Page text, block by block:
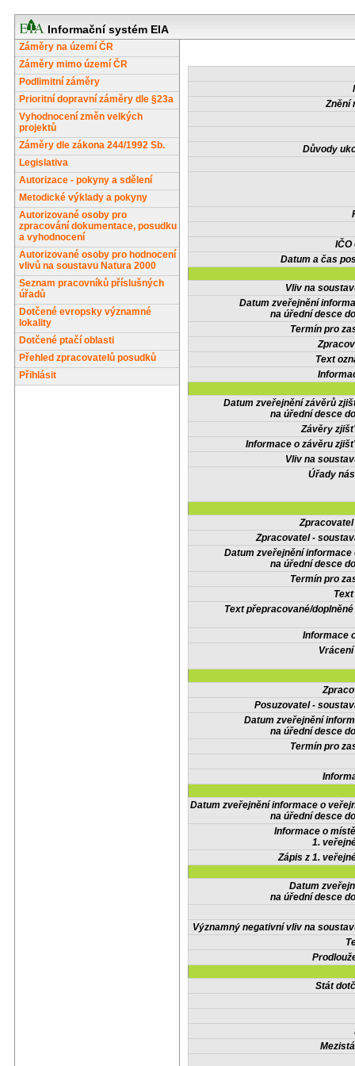
Informační systém EIA
Záměry na území ČR
Záměry mimo území ČR
Podlimitní záměry
Prioritní dopravní záměry dle §23a
Vyhodnocení změn velkých
projektů
Záměry dle zákona 244/1992 Sb.
Legislativa
Autorizace - pokyny a sdělení
Metodické výklady a pokyny
Autorizované osoby pro
zpracování dokumentace, posudku
a vyhodnocení
Autorizované osoby pro hodnocení
vlivů na soustavu Natura 2000
Seznam pracovníků příslušných
úřadů
Dotčené evropsky významné
lokality
Dotčené ptačí oblasti
Přehled zpracovatelů posudků
Přihlásit
Znění
Důvody
IČO
Datum a čas
Vliv na
Datum zveřejnění
na úřední desce
Termín pro
Text
Datum zveřejnění závěrů
na úřední desce
Závěry
Informace o závěru
Vliv na
Úřady
Zpracovatel -
Datum zveřejnění informace
na úřední desce
Termín pro
Text přepracované/
Informace
Posuzovatel -
Datum zveřejnění
na úřední desce
Termín pro
Datum zveřejnění informace o
na úřední desce
Informace o
1.
Zápis z 1.
Datum
na úřední desce
Významný negativní vliv na
Stát